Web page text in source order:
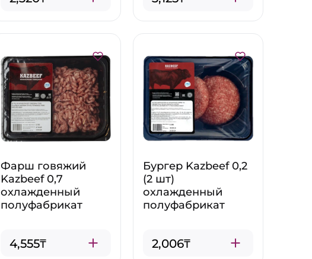
Фарш говяжий
Kazbeef 0,7
охлажденный
полуфабрикат
4,555₸
Бургер Kazbeef 0,2
(2 шт)
охлажденный
полуфабрикат
2,006₸